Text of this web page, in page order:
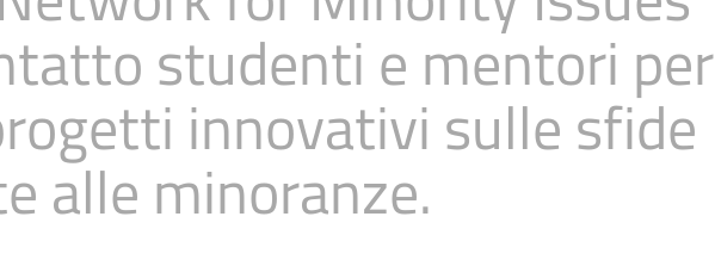
studenti e mentori per
innovativi sulle sfide
alle minoranze.